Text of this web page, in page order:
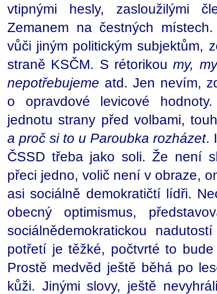
vtipnými hesly, zasloužilými
Zemanem na čestných
vůči jiným politickým subjektům,
straně KSČM. S rétorikoumy,
nepotřebujeme atd. Jen nevím,
o opravdové levicové
jednotu strany před volbami,
a proč si to u Paroubka rozházet.
ČSSD třeba jako soli. Že není
přeci jedno, volič není v obraze,
asi sociálně demokratičtí lídři.
obecný optimismus,
sociálnědemokratickou
potřetí je těžké, počtvrté to
Prostě medvěd ještě běhá po
kůži. Jinými slovy, ještě